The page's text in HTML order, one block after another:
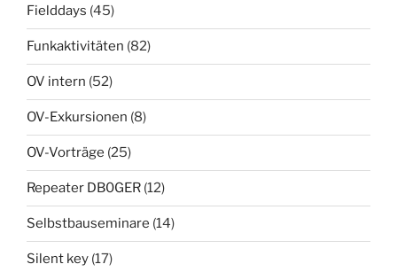
Fielddays (45)
Funkaktivitäten (82)
OV intern (52)
OV-Exkursionen (8)
OV-Vorträge (25)
Repeater DB0GER (12)
Selbstbauseminare (14)
Silent key (17)